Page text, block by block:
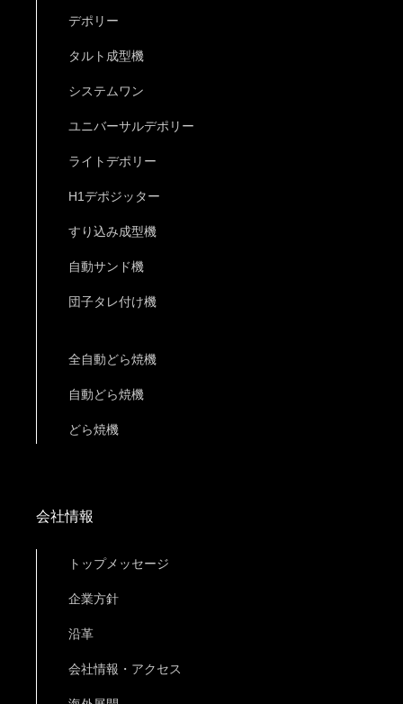
デポリー
タルト成型機
システムワン
ユニバーサルデポリー
ライトデポリー
H1デポジッター
すり込み成型機
自動サンド機
団子タレ付け機
全自動どら焼機
自動どら焼機
どら焼機
会社情報
トップメッセージ
企業方針
沿革
会社情報・アクセス